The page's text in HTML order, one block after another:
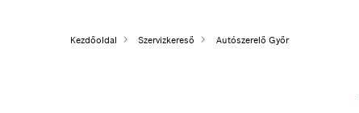
Kezdőoldal Szervizkereső Autószerelő Győr